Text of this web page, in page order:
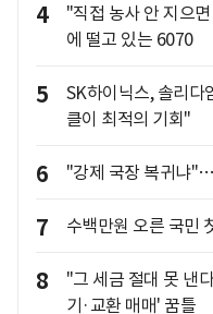
4
"직접 농사 안 지으
에 떨고 있는 6070
5
SK하이닉스, 솔리다
클이 최적의 기회"
6 "강제 국장 복귀냐
7 수백만원 오른 국민
8
"그 세금 절대 못 낸
기·교환 매매' 꿈틀